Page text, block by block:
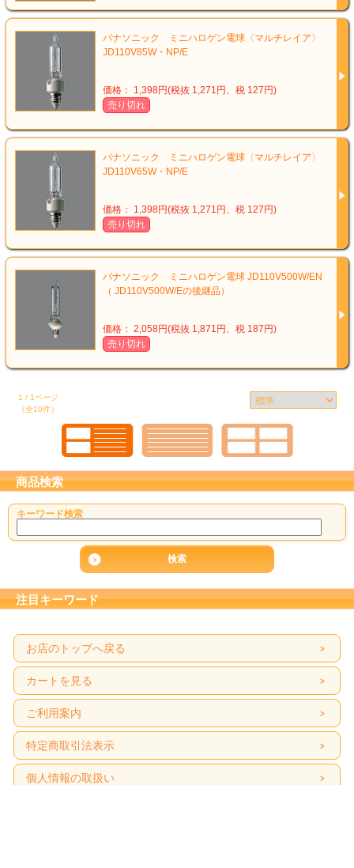
パナソニック ミニハロゲン電球〈マルチレイア〉
JD110V85W・NP/E
価格： 1,398円(税抜 1,271円、税 127円)
売り切れ
パナソニック ミニハロゲン電球〈マルチレイア〉
JD110V65W・NP/E
価格： 1,398円(税抜 1,271円、税 127円)
売り切れ
パナソニック ミニハロゲン電球 JD110V500W/EN
（ JD110V500W/Eの後継品）
価格： 2,058円(税抜 1,871円、税 187円)
売り切れ
1 / 1ページ
（全10件）
商品検索
キーワード検索
注目キーワード
お店のトップへ戻る
カートを見る
ご利用案内
特定商取引法表示
個人情報の取扱い